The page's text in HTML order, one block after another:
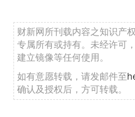
财新网所刊载内容之知识产
专属所有或持有。未经许可
建立镜像等任何使用。
如有意愿转载，请发邮件至
确认及授权后，方可转载。